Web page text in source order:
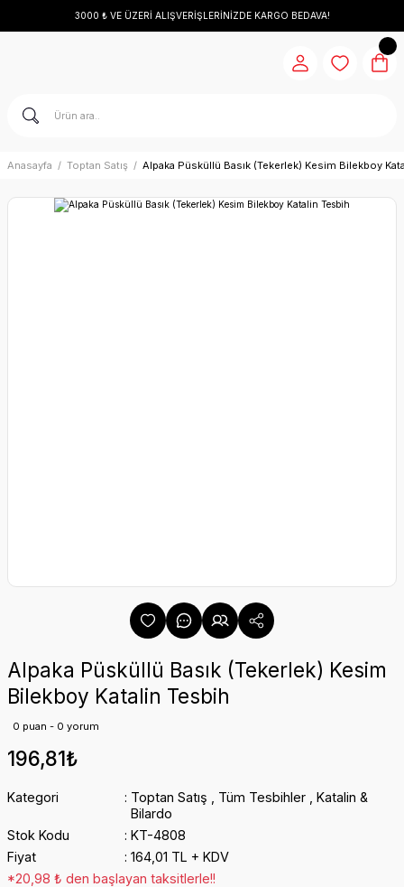
3000 ₺ VE ÜZERİ ALIŞVERİŞLERİNİZDE KARGO BEDAVA!
Anasayfa Toptan Satış Alpaka Püsküllü Basık (Tekerlek) Kesim Bilekboy
Alpaka Püsküllü Basık (Tekerlek) Kesim
Bilekboy Katalin Tesbih
0 puan - 0 yorum
196,81₺
Kategori Toptan Satış Tüm Tesbihler
Katalin &
Bilardo
Stok Kodu
KT-4808
Fiyat
164,01 TL + KDV
*20,98 ₺ den başlayan taksitlerle!!